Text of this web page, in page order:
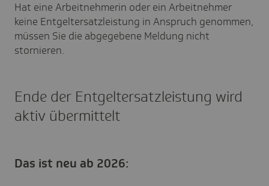
Hat eine Arbeitnehmerin oder ein Arbeitnehmer
keine Entgeltersatzleistung in Anspruch genommen,
müssen Sie die abgegebene Meldung nicht
stornieren.
Ende der Entgeltersatzleistung wird
aktiv übermittelt
Das ist neu ab 2026: